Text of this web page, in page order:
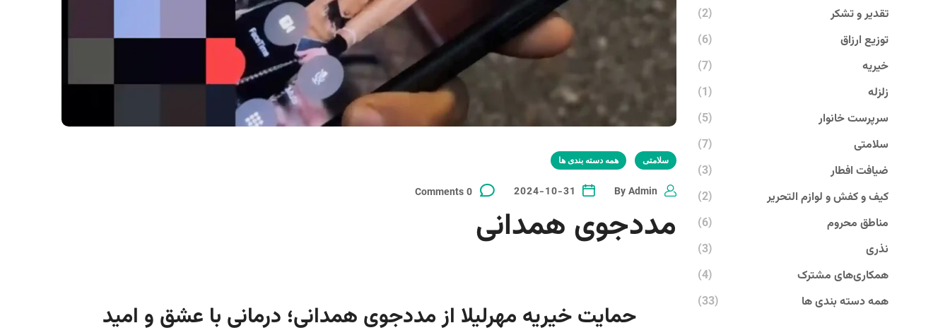
سلامتی همه دسته بندی ها
ByAdmin
2024-10-31
0 Comments
مددجوی همدانی
حمایت خیریه مهرلیلا از مددجوی همدانی؛ درمانی با عشق و امید
تقدیر و تشکر
(2)
توزیع ارزاق
(6)
خیریه
(7)
زلزله
(1)
سرپرست خانوار
(5)
سلامتی
(7)
ضیافت افطار
(3)
کیف و کفش و لوازم التحریر
(2)
مناطق محروم
(6)
نذری
(3)
همکاری‌های مشترک
(4)
همه دسته بندی ها
(33)